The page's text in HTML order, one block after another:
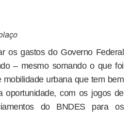
os gastos do Governo Federal
– mesmo somando o que foi
urbana que tem bem
oportunidade, com os jogos de
do BNDES para os